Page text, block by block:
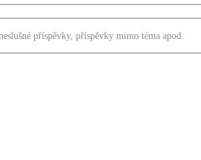
příspěvky, příspěvky mimo téma apod.